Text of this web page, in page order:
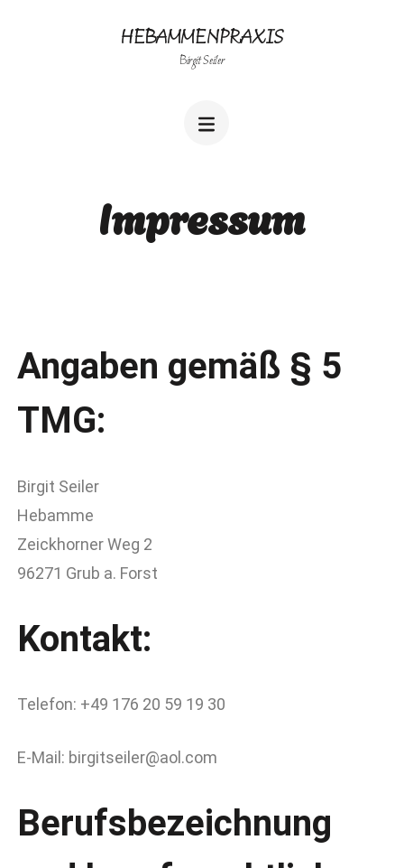
HEBAMMENPRAXIS
Birgit Seiler
Impressum
Angaben gemäß § 5
TMG:
Birgit Seiler
Hebamme
Zeickhorner Weg 2
96271 Grub a. Forst
Kontakt:
Telefon: +49 176 20 59 19 30
E-Mail: birgitseiler@aol.com
Berufsbezeichnung